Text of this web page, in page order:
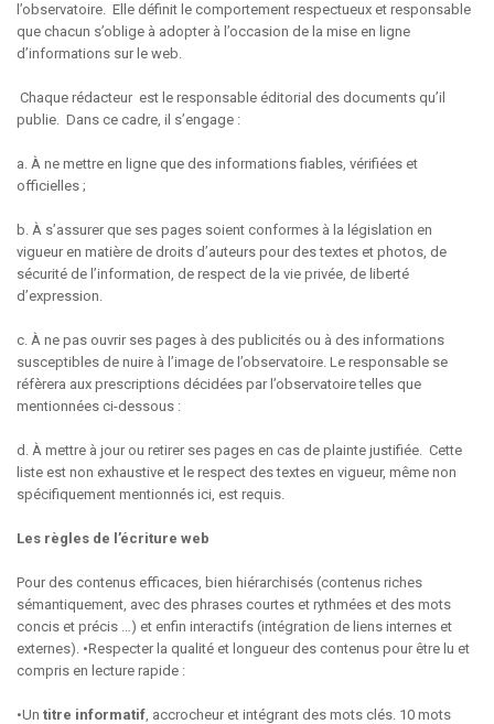
l’observatoire. Elle définit le comportement respectueux et responsable
que chacun s’oblige à adopter à l’occasion de la mise en ligne
d’informations sur le web.
Chaque rédacteur est le responsable éditorial des documents qu’il
publie. Dans ce cadre, il s’engage :
a. À ne mettre en ligne que des informations fiables, vérifiées et
officielles ;
b. À s’assurer que ses pages soient conformes à la législation en
vigueur en matière de droits d’auteurs pour des textes et photos, de
sécurité de l’information, de respect de la vie privée, de liberté
d’expression.
c. À ne pas ouvrir ses pages à des publicités ou à des informations
susceptibles de nuire à l’image de l’observatoire. Le responsable se
réfèrera aux prescriptions décidées par l’observatoire telles que
mentionnées ci-dessous :
d. À mettre à jour ou retirer ses pages en cas de plainte justifiée. Cette
liste est non exhaustive et le respect des textes en vigueur, même non
spécifiquement mentionnés ici, est requis.
Les règles de l’écriture web
Pour des contenus efficaces, bien hiérarchisés (contenus riches
sémantiquement, avec des phrases courtes et rythmées et des mots
concis et précis …) et enfin interactifs (intégration de liens internes et
externes). •Respecter la qualité et longueur des contenus pour être lu et
compris en lecture rapide :
•Un titre informatif, accrocheur et intégrant des mots clés. 10 mots